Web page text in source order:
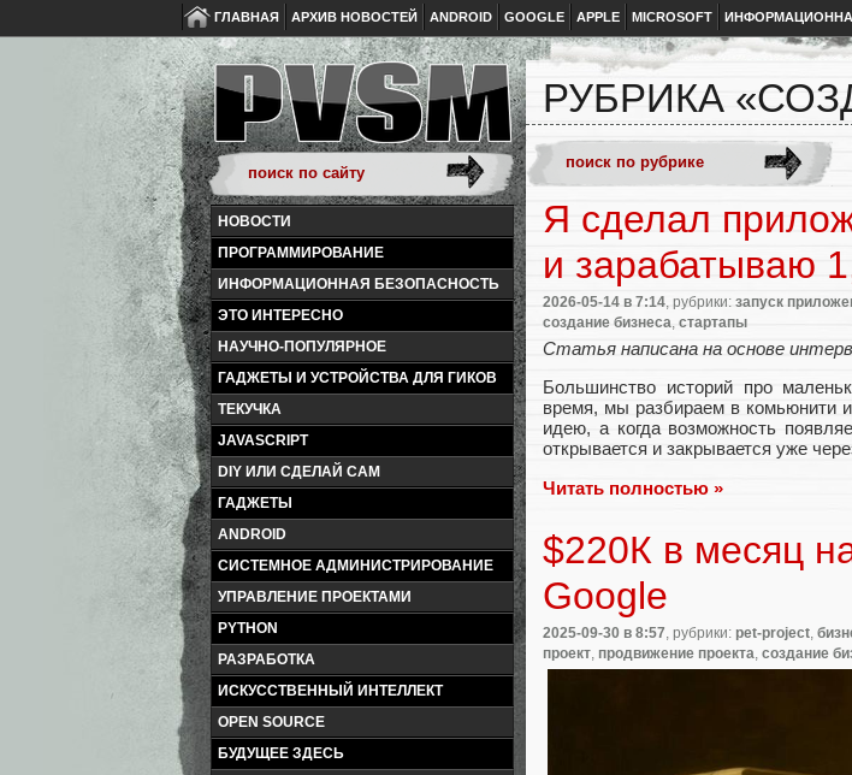
ГЛАВНАЯ АРХИВ НОВОСТЕЙ ANDROID GOOGLE APPLE MICROSOFT
НОВОСТИ
ПРОГРАММИРОВАНИЕ
ИНФОРМАЦИОННАЯ БЕЗОПАСНОСТЬ
ЭТО ИНТЕРЕСНО
НАУЧНО-ПОПУЛЯРНОЕ
ГАДЖЕТЫ И УСТРОЙСТВА ДЛЯ ГИКОВ
ТЕКУЧКА
JAVASCRIPT
DIY ИЛИ СДЕЛАЙ САМ
ГАДЖЕТЫ
ANDROID
СИСТЕМНОЕ АДМИНИСТРИРОВАНИЕ
УПРАВЛЕНИЕ ПРОЕКТАМИ
PYTHON
РАЗРАБОТКА
ИСКУССТВЕННЫЙ ИНТЕЛЛЕКТ
OPEN SOURCE
БУДУЩЕЕ ЗДЕСЬ
РУБРИКА
Я сделал
и зарабатываю
2026-05-14 в 7:14 , рубрики: запуск
создание бизнеса стартапы
Статья написана на основе
Большинство историй про
время, мы разбираем в комьюнити
идею, а когда возможность
открывается и закрывается уже
Читать полностью »
$220К в месяц
Google
2025-09-30 в 8:57 , рубрики: pet-project
проект продвижение проекта создание